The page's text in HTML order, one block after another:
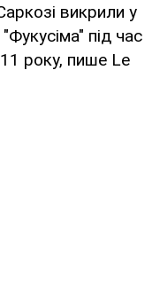
викрили у
під час
року, пише Le